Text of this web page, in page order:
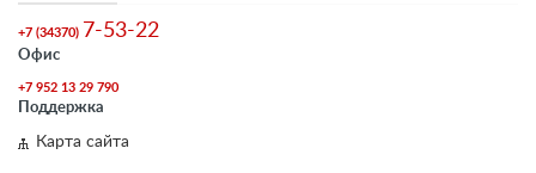
+7 (34370) 7-53-22
Офис
+7 952 13 29 790
Поддержка
Карта сайта